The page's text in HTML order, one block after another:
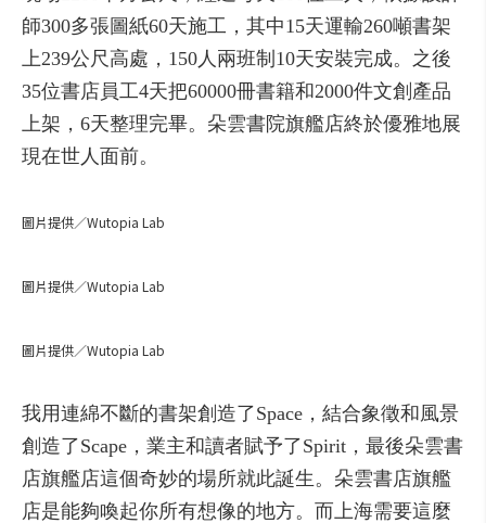
師300多張 圖紙60天施工， 其中15天運輸260噸書架
上239公尺 高處， 150人 兩班制 10天安裝完成。 之後
35位書店員工4天把60000冊書籍和2000件文創 產品
上架， 6天整理完畢。 朵雲書院旗艦店終於優雅地展
現在世人 面前。
圖片提供／Wutopia Lab
圖片提供／Wutopia Lab
圖片提供／Wutopia Lab
我用連綿不斷的書架創造了Space， 結合象徵和風景
創造了Scape， 業主和讀者賦予了Spirit， 最後朵雲書
店旗艦店這個奇妙的場所就此誕生。 朵雲書店旗艦
店是能夠喚起你所有想像的地方。 而上海需要這麼